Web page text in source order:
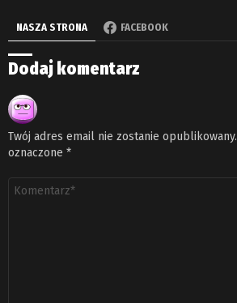
NASZA STRONA FACEBOOK
Dodaj komentarz
Twój adres email nie zostanie opublikowany.
oznaczone *